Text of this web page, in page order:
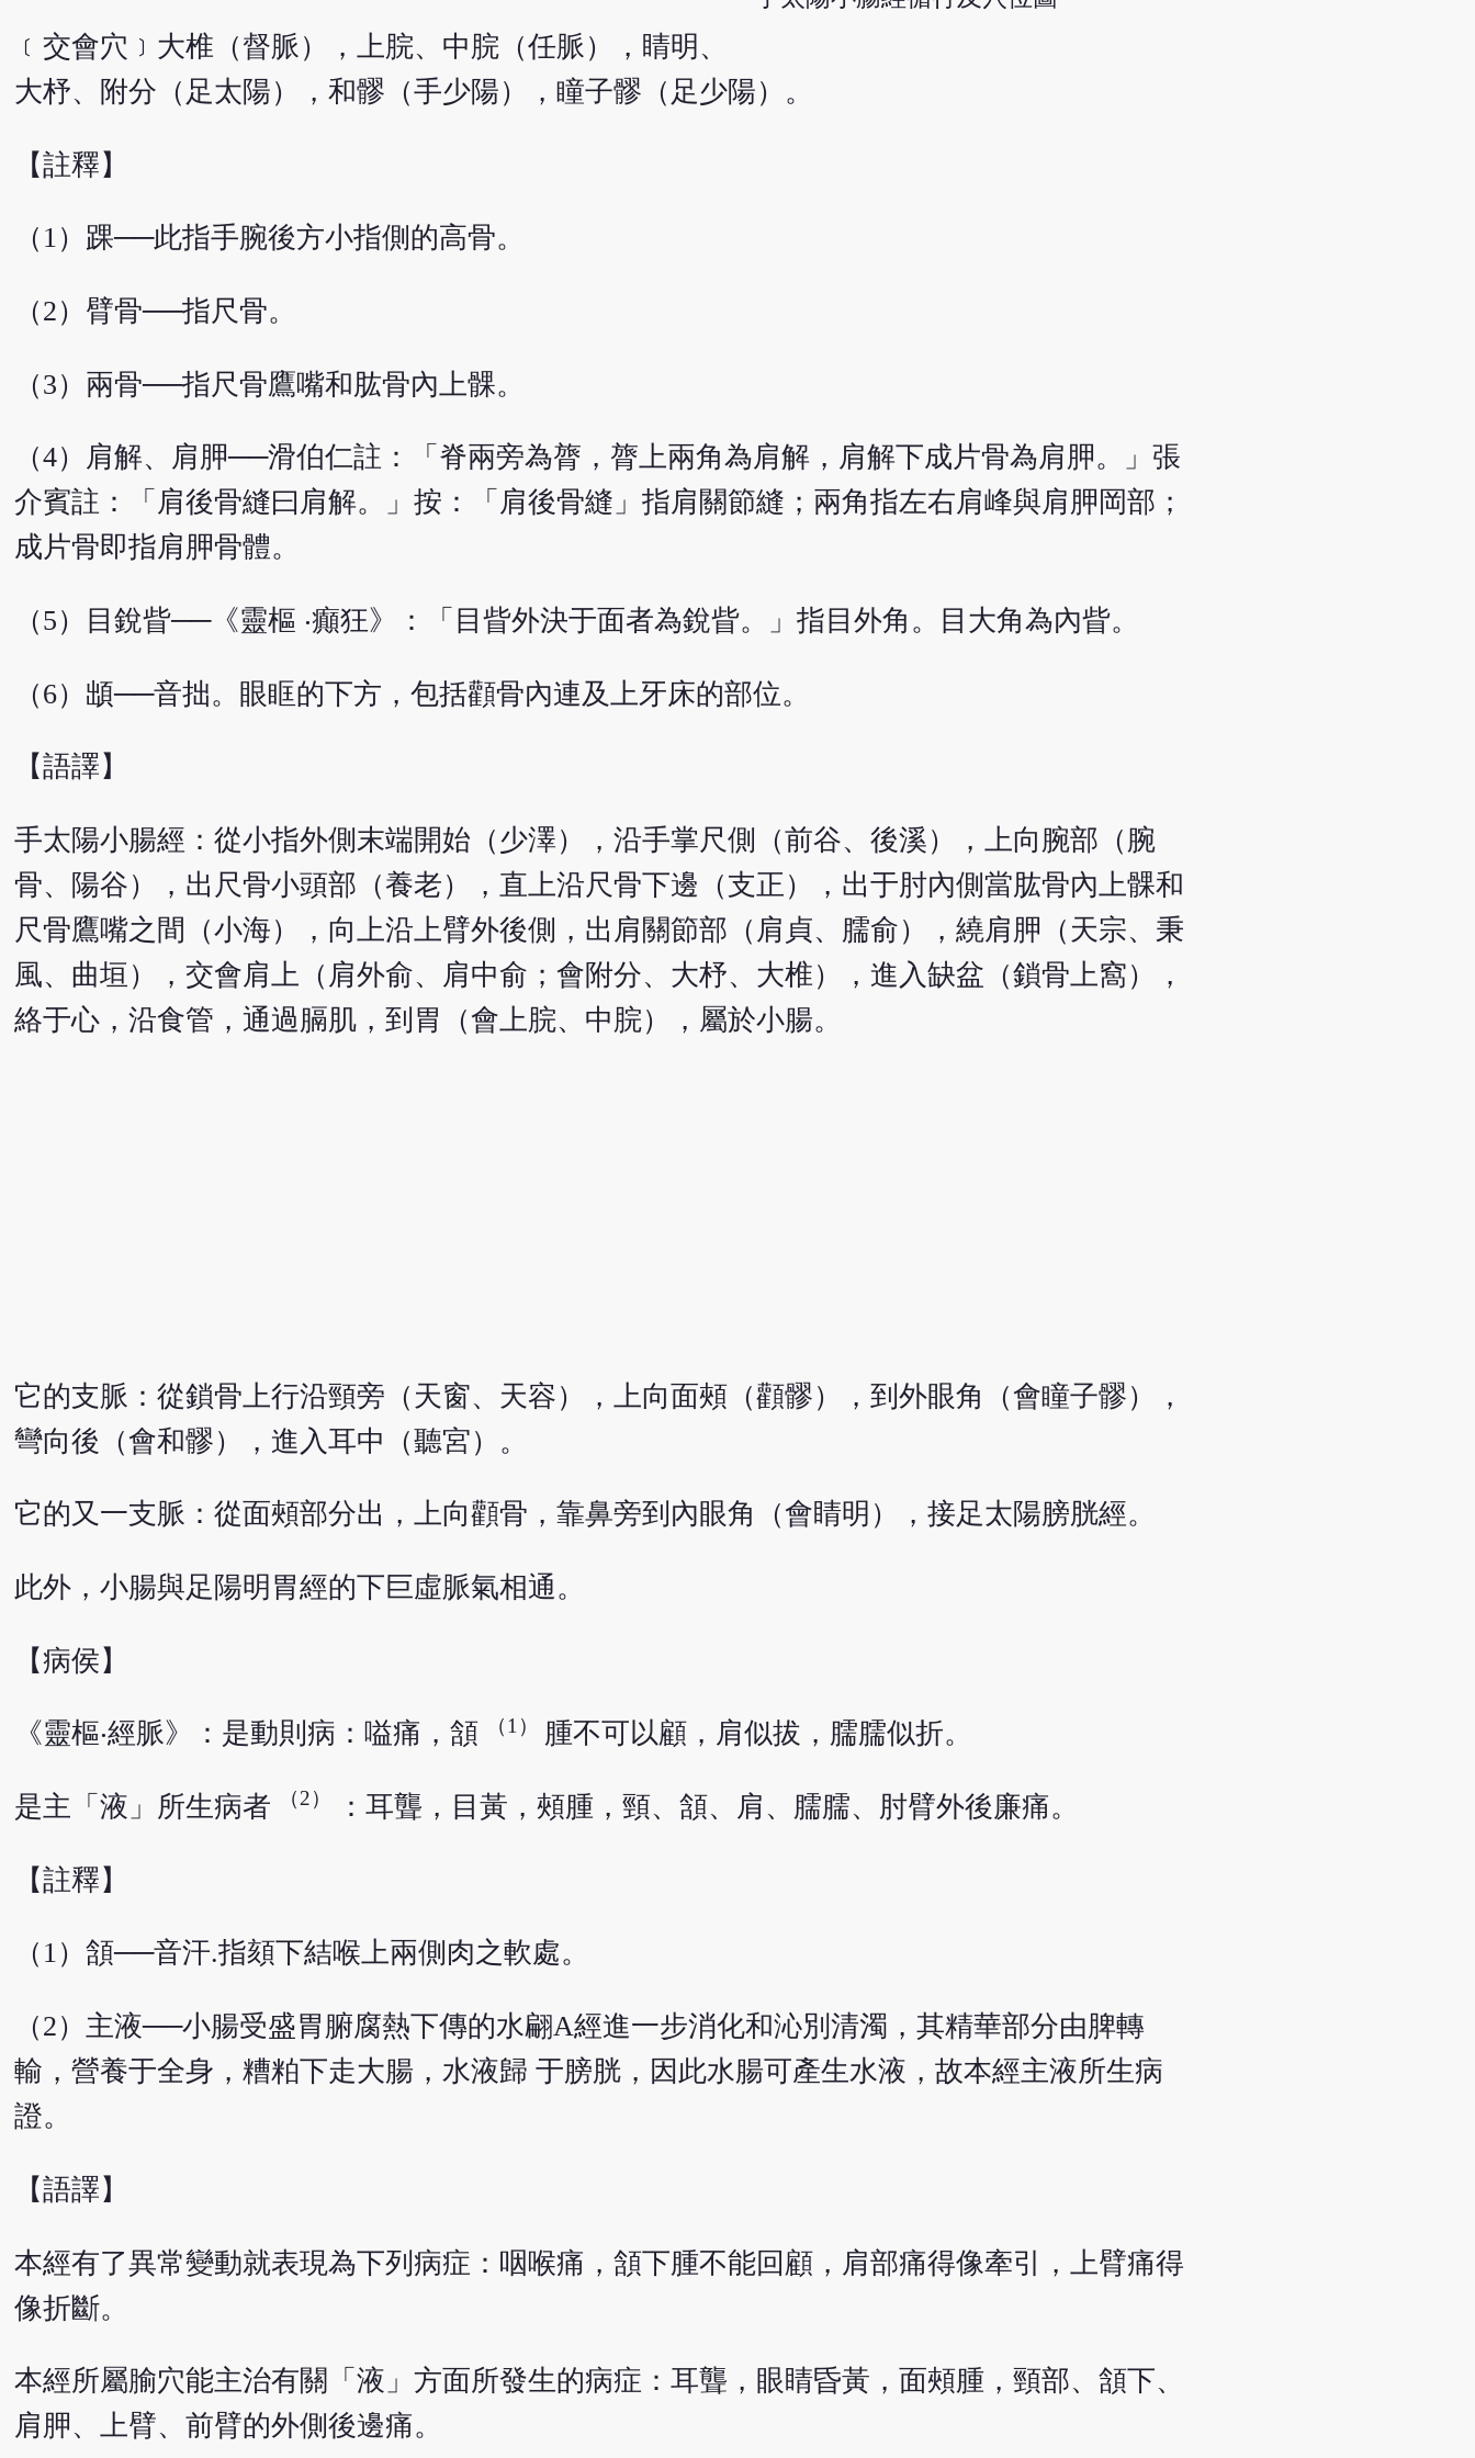
﹝交會穴﹞大椎（督脈），上脘、中脘（任脈），睛明、
大杼、附分（足太陽），和髎（手少陽），瞳子髎（足少陽）。
【註釋】
（1）踝──此指手腕後方小指側的高骨。
（2）臂骨──指尺骨。
（3）兩骨──指尺骨鷹嘴和肱骨內上髁。
（4）肩解、肩胛──滑伯仁註：「脊兩旁為膂，膂上兩角為肩解，肩解下成片骨為肩胛。」張
介賓註：「肩後骨縫曰肩解。」按：「肩後骨縫」指肩關節縫；兩角指左右肩峰與肩胛岡部；
成片骨即指肩胛骨體。
（5）目銳眥──《靈樞 ‧癲狂》：「目眥外決于面者為銳眥。」指目外角。目大角為內眥。
（6）䪼──音拙。眼眶的下方，包括顴骨內連及上牙床的部位。
【語譯】
手太陽小腸經：從小指外側末端開始（少澤），沿手掌尺側（前谷、後溪），上向腕部（腕
骨、陽谷），出尺骨小頭部（養老），直上沿尺骨下邊（支正），出于肘內側當肱骨內上髁和
尺骨鷹嘴之間（小海），向上沿上臂外後側，出肩關節部（肩貞、臑俞），繞肩胛（天宗、秉
風、曲垣），交會肩上（肩外俞、肩中俞；會附分、大杼、大椎），進入缺盆（鎖骨上窩），
絡于心，沿食管，通過膈肌，到胃（會上脘、中脘），屬於小腸。
它的支脈：從鎖骨上行沿頸旁（天窗、天容），上向面頰（顴髎），到外眼角（會瞳子髎），
彎向後（會和髎），進入耳中（聽宮）。
它的又一支脈：從面頰部分出，上向顴骨，靠鼻旁到內眼角（會睛明），接足太陽膀胱經。
此外，小腸與足陽明胃經的下巨虛脈氣相通。
【病侯】
《靈樞‧經脈》：是動則病：嗌痛，頷 （1） 腫不可以顧，肩似拔，臑臑似折。
是主「液」所生病者 （2） ：耳聾，目黃，頰腫，頸、頷、肩、臑臑、肘臂外後廉痛。
【註釋】
（1）頷──音汗.指頦下結喉上兩側肉之軟處。
（2）主液──小腸受盛胃腑腐熱下傳的水翩A經進一步消化和沁別清濁，其精華部分由脾轉
輸，營養于全身，糟粕下走大腸，水液歸 于膀胱，因此水腸可產生水液，故本經主液所生病
證。
【語譯】
本經有了異常變動就表現為下列病症：咽喉痛，頷下腫不能回顧，肩部痛得像牽引，上臂痛得
像折斷。
本經所屬腧穴能主治有關「液」方面所發生的病症：耳聾，眼睛昏黃，面頰腫，頸部、頷下、
肩胛、上臂、前臂的外側後邊痛。